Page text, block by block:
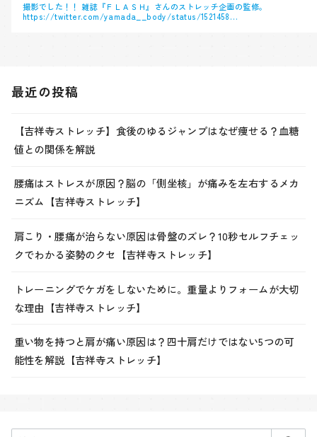
撮影でした！！ 雑誌『ＦＬＡＳＨ』さんのストレッチ企画の監修。
https://twitter.com/yamada__body/status/1521458…
最近の投稿
【吉祥寺ストレッチ】食後のゆるジャンプはなぜ痩せる？血糖
値との関係を解説
腰痛はストレスが原因？脳の「側坐核」が痛みを左右するメカ
ニズム【吉祥寺ストレッチ】
肩こり・腰痛が治らない原因は骨盤のズレ？10秒セルフチェッ
クでわかる姿勢のクセ【吉祥寺ストレッチ】
トレーニングでケガをしないために。重量よりフォームが大切
な理由【吉祥寺ストレッチ】
重い物を持つと肩が痛い原因は？四十肩だけではない5つの可
能性を解説【吉祥寺ストレッチ】